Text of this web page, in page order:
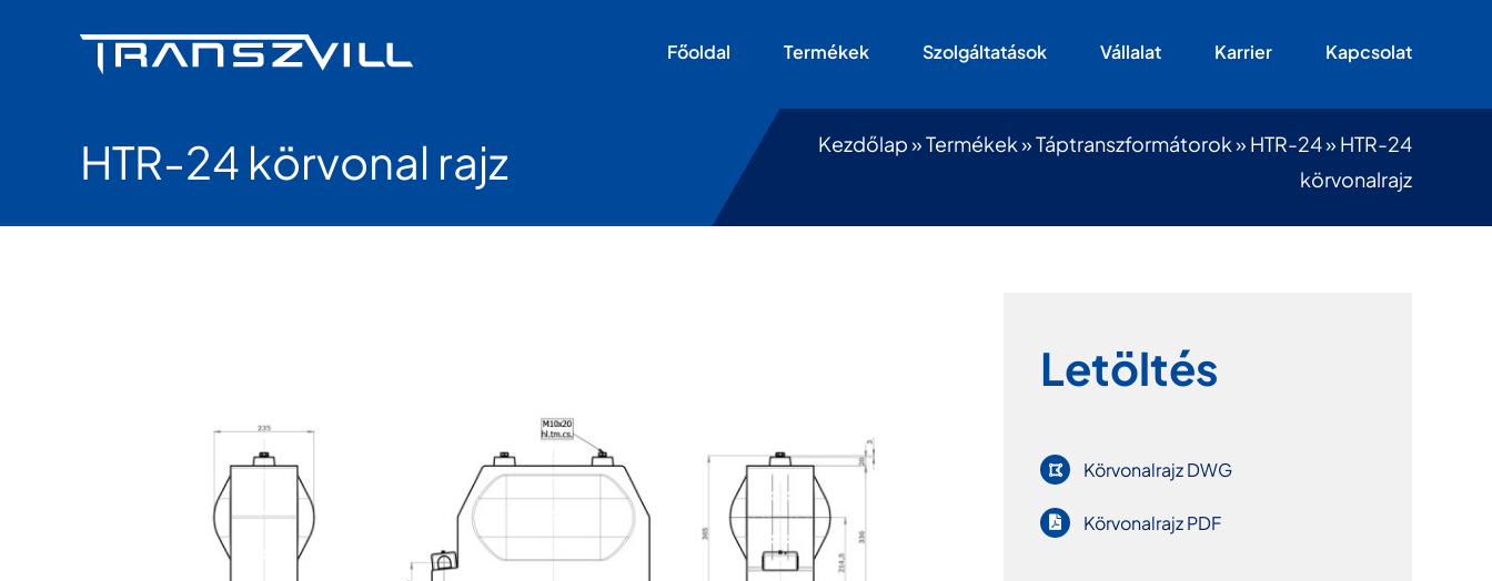
Főoldal Termékek Szolgáltatások Vállalat Karrier Kapcsolat
HTR-24 körvonal rajz Kezdőlap»Termékek»Táptranszformátorok» HTR-24» HTR-24
körvonalrajz
Letöltés
Körvonalrajz DWG
Körvonalrajz PDF